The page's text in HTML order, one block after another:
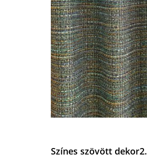
Színes szövött dekor2.